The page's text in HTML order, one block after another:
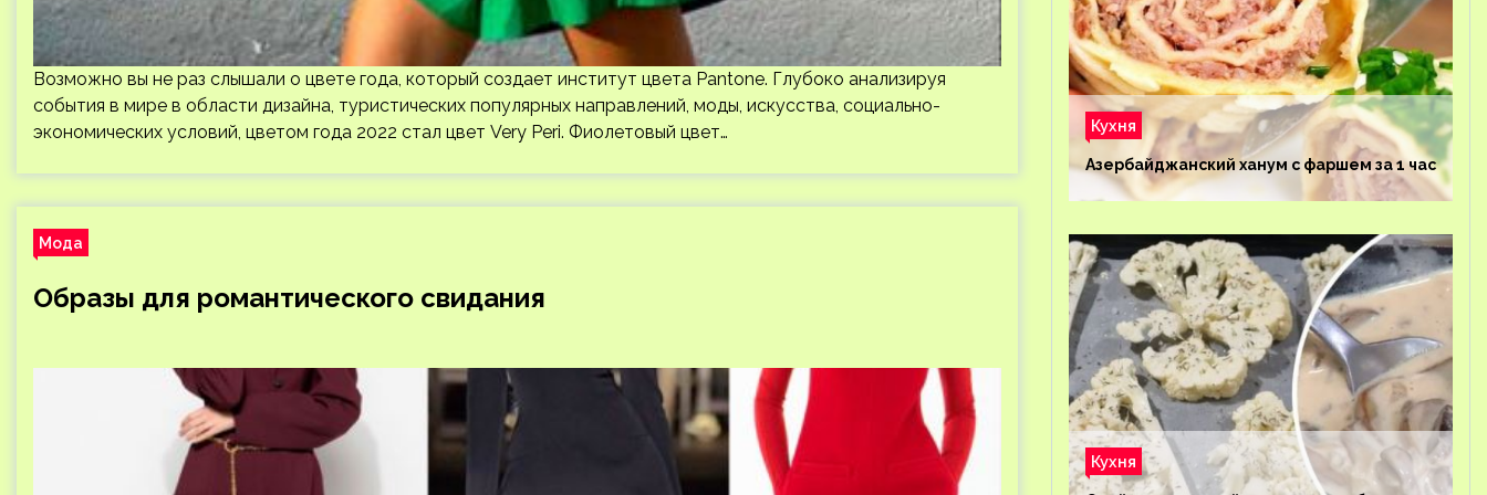
Возможно вы не раз слышали о цвете года, который создает институт цвета Pantone. Глубоко анализируя
события в мире в области дизайна, туристических популярных направлений, моды, искусства, социально-
экономических условий, цветом года 2022 стал цвет Very Peri. Фиолетовый цвет…
Мода
Образы для романтического свидания
Кухня
Азербайджанский ханум с фаршем за 1 час
Кухня